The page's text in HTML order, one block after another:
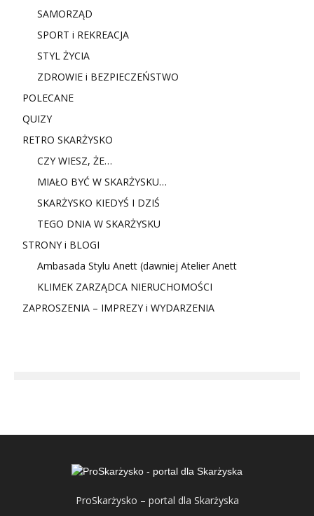
SAMORZĄD
SPORT i REKREACJA
STYL ŻYCIA
ZDROWIE i BEZPIECZEŃSTWO
POLECANE
QUIZY
RETRO SKARŻYSKO
CZY WIESZ, ŻE…
MIAŁO BYĆ W SKARŻYSKU…
SKARŻYSKO KIEDYŚ I DZIŚ
TEGO DNIA W SKARŻYSKU
STRONY i BLOGI
Ambasada Stylu Anett (dawniej Atelier Anett
KLIMEK ZARZĄDCA NIERUCHOMOŚCI
ZAPROSZENIA – IMPREZY i WYDARZENIA
ProSkarżysko – portal dla Skarżyska